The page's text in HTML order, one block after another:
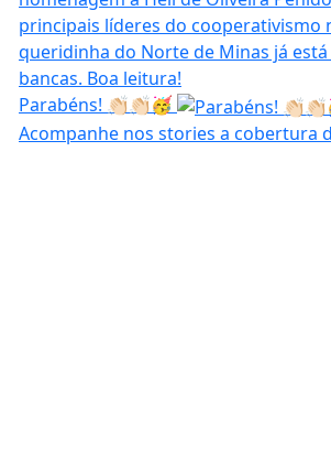
Parabéns! 👏🏻👏🏻🥳
Acompanhe nos stories a cobertura